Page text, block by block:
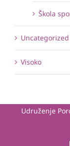
Škola
Uncategorized
Visoko
Udruženje